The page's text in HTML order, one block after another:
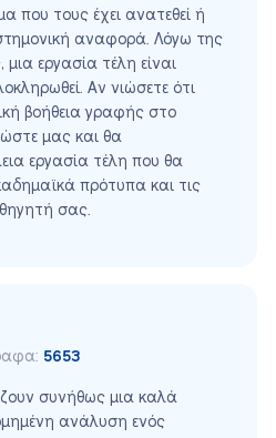
που τους έχει ανατεθεί ή
αναφορά. Λόγω της
εργασία τέλη είναι
Αν νιώσετε ότι
βοήθεια γραφής στο
μας και θα
εργασία τέλη που θα
πρότυπα και τις
σας.
5653
συνήθως μια καλά
ανάλυση ενός